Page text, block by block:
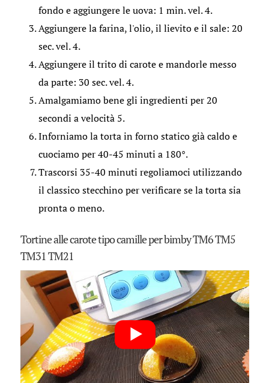
fondo e aggiungere le uova: 1 min. vel. 4.
Aggiungere la farina, l'olio, il lievito e il sale: 20
sec. vel. 4.
Aggiungere il trito di carote e mandorle messo
da parte: 30 sec. vel. 4.
Amalgamiamo bene gli ingredienti per 20
secondi a velocità 5.
Inforniamo la torta in forno statico già caldo e
cuociamo per 40-45 minuti a 180°.
Trascorsi 35-40 minuti regoliamoci utilizzando
il classico stecchino per verificare se la torta sia
pronta o meno.
Tortine alle carote tipo camille per bimby TM6 TM5
TM31 TM21